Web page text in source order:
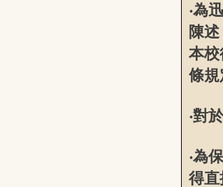
‧為
陳
本校
條規
‧對
‧為
得直